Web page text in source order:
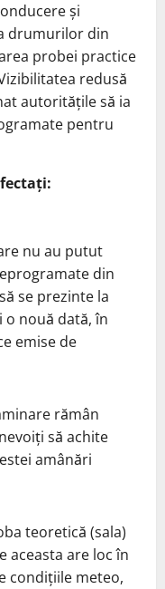
și
drumurilor din
probei practice
redusă
autoritățile să ia
pentru
nu au putut
din
se prezinte la
nouă dată, în
emise de
rămân
să achite
amânări
teoretică (sala)
aceasta are loc în
condițiile meteo,